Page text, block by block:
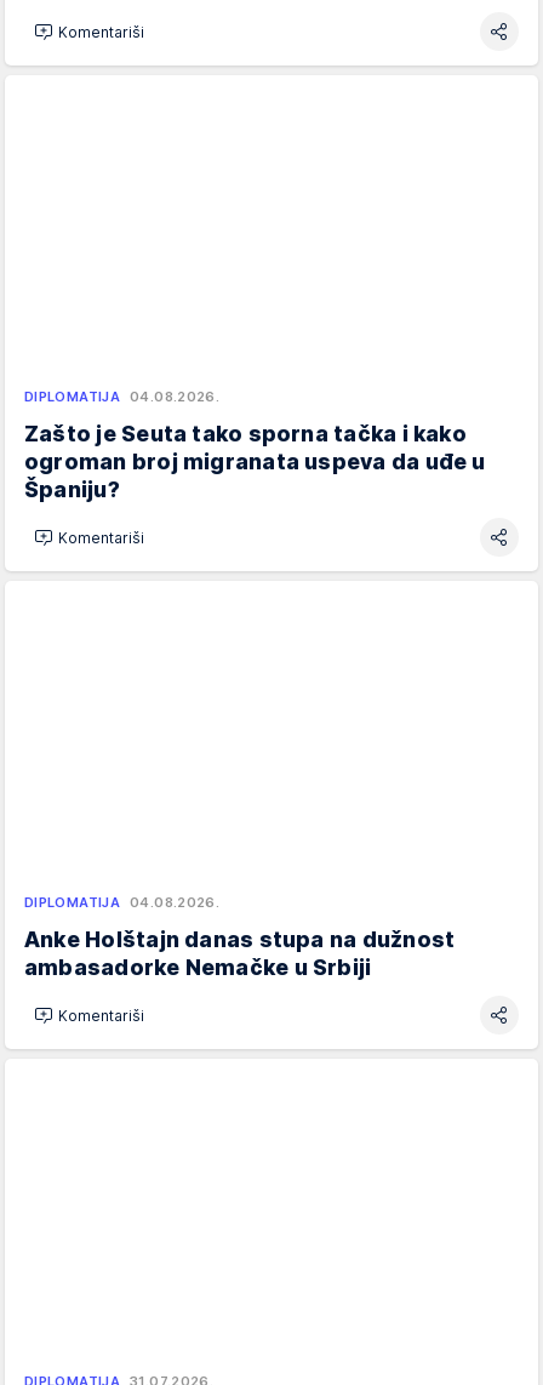
Komentariši
DIPLOMATIJA 04.08.2026.
Zašto je Seuta tako sporna tačka i kako
ogroman broj migranata uspeva da uđe u
Španiju?
Komentariši
DIPLOMATIJA 04.08.2026.
Anke Holštajn danas stupa na dužnost
ambasadorke Nemačke u Srbiji
Komentariši
DIPLOMATIJA 31.07.2026.